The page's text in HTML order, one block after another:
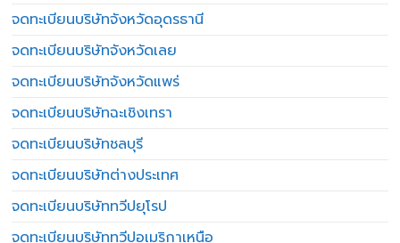
จดทะเบียนบริษัทจังหวัดอุดรธานี
จดทะเบียนบริษัทจังหวัดเลย
จดทะเบียนบริษัทจังหวัดแพร่
จดทะเบียนบริษัทฉะเชิงเทรา
จดทะเบียนบริษัทชลบุรี
จดทะเบียนบริษัทต่างประเทศ
จดทะเบียนบริษัททวีปยุโรป
จดทะเบียนบริษัททวีปอเมริกาเหนือ